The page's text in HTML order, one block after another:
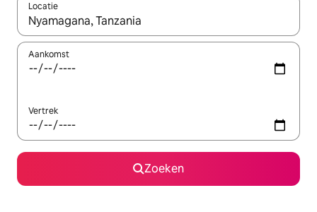
Locatie
Wanneer er suggesties beschikbaar zijn, maak je een keuze
Aankomst
Vertrek
Zoeken